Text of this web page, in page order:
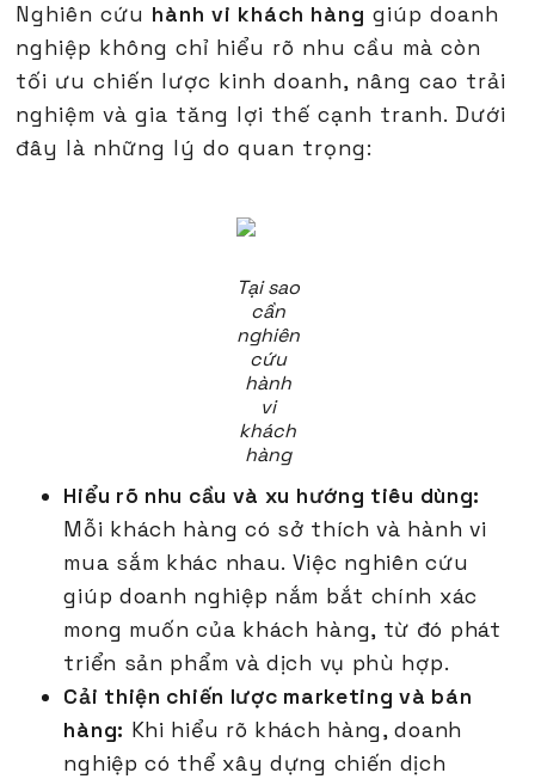
Nghiên cứu hành vi khách hàng giúp doanh
nghiệp không chỉ hiểu rõ nhu cầu mà còn
tối ưu chiến lược kinh doanh, nâng cao trải
nghiệm và gia tăng lợi thế cạnh tranh. Dưới
đây là những lý do quan trọng:
Tại sao
cần
nghiên
cứu
hành
vi
khách
hàng
Hiểu rõ nhu cầu và xu hướng tiêu dùng:
Mỗi khách hàng có sở thích và hành vi
mua sắm khác nhau. Việc nghiên cứu
giúp doanh nghiệp nắm bắt chính xác
mong muốn của khách hàng, từ đó phát
triển sản phẩm và dịch vụ phù hợp.
Cải thiện chiến lược marketing và bán
hàng: Khi hiểu rõ khách hàng, doanh
nghiệp có thể xây dựng chiến dịch